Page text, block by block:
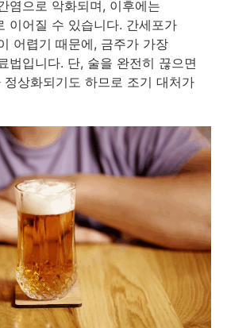
염으로 악화되며, 이후에는
이어질 수 있습니다. 간세포가
어렵기 때문에, 금주가 가장
법입니다. 단, 술을 완전히 끊으면
상화되기도 하므로 조기 대처가